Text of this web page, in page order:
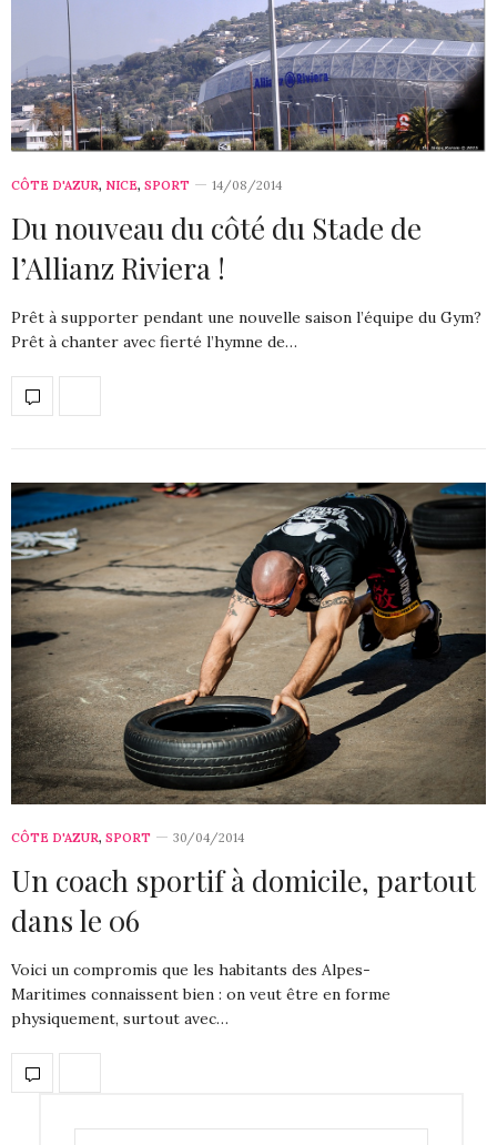
CÔTE D'AZUR, NICE, SPORT 14/08/2014
Du nouveau du côté du Stade de
l’Allianz Riviera !
Prêt à supporter pendant une nouvelle saison l’équipe du Gym?
Prêt à chanter avec fierté l’hymne de…
CÔTE D'AZUR, SPORT 30/04/2014
Un coach sportif à domicile, partout
dans le 06
Voici un compromis que les habitants des Alpes-
Maritimes connaissent bien : on veut être en forme
physiquement, surtout avec…